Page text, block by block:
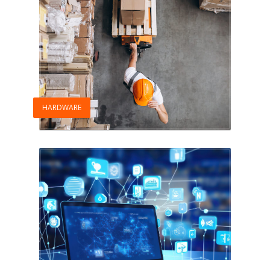
HARDWARE